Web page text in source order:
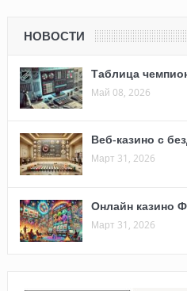
НОВОСТИ
Таблица
Май 08, 2026
Веб-казино с
Март 31, 2026
Онлайн казино
Март 31, 2026